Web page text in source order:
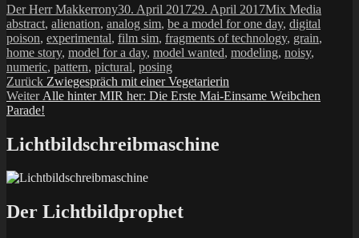
Autor
Der Herr MakkerronyVeröffentlicht
am
30. April 201729. April 2017Kategorien
Mix Media
abstract, alienation, analog sim, be a model for one day, digital
poison, experimental, film sim, fragments of technology, grain,
home story, model for a day, model wanted, modeling, noisy,
numeric, pattern, pictural, posing
Beitragsnavigation
Zurück Vorheriger
Beitrag:
Zwiegespräch mit einer Vegetarierin
Weiter Nächster
Beitrag:
Alle hinter MIR her: Die Erste Mai-Einsame Weibchen
Parade!
Lichtbildschreibmaschine
Der Lichtbildprophet